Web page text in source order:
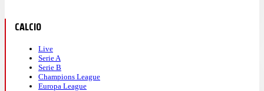
CALCIO
Live
Serie A
Serie B
Champions League
Europa League